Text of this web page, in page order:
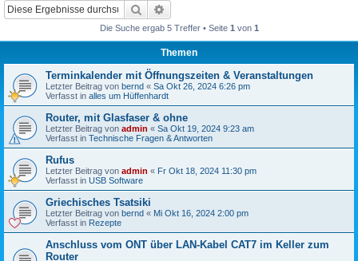
Suche
Die Suche ergab 5 Treffer • Seite 1 von 1
Themen
Terminkalender mit Öffnungszeiten & Veranstaltungen
Letzter Beitrag von bernd « Sa Okt 26, 2024 6:26 pm
Verfasst in alles um Hüffenhardt
Router, mit Glasfaser & ohne
Letzter Beitrag von admin « Sa Okt 19, 2024 9:23 am
Verfasst in Technische Fragen & Antworten
Rufus
Letzter Beitrag von admin « Fr Okt 18, 2024 11:30 pm
Verfasst in USB Software
Griechisches Tsatsiki
Letzter Beitrag von bernd « Mi Okt 16, 2024 2:00 pm
Verfasst in Rezepte
Anschluss vom ONT über LAN-Kabel CAT7 im Keller zum
Router